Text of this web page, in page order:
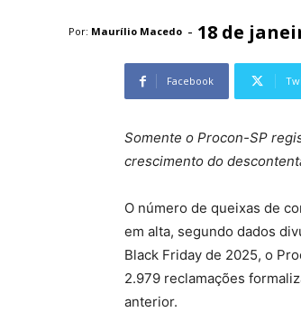
Por: Maurílio Macedo - 18 de
Facebook
Somente o Procon-SP
crescimento do
O número de queixas de
em alta, segundo dados
Black Friday de 2025, o
2.979 reclamações
anterior.